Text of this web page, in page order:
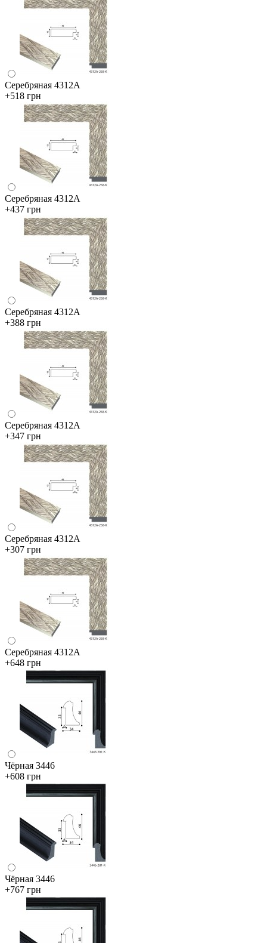
Серебряная 4312А
+518 грн
Серебряная 4312А
+437 грн
Серебряная 4312А
+388 грн
Серебряная 4312А
+347 грн
Серебряная 4312А
+307 грн
Серебряная 4312А
+648 грн
Чёрная 3446
+608 грн
Чёрная 3446
+767 грн